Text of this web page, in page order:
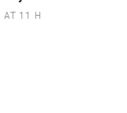
AT 11 H